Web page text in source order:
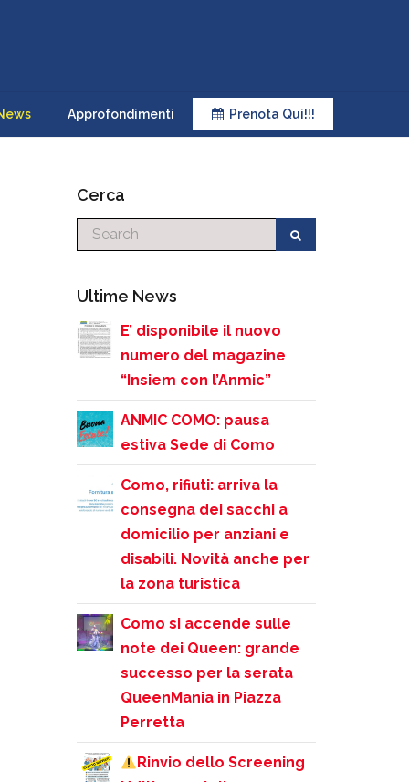
Approfondimenti Prenota Qui!!!
Cerca
Cerca
Ultime News
E’ disponibile il nuovo
numero del magazine
“Insiem con l’Anmic”
ANMIC COMO: pausa
estiva Sede di Como
Como, rifiuti: arriva la
consegna dei sacchi a
domicilio per anziani e
disabili. Novità anche per
la zona turistica
Como si accende sulle
note dei Queen: grande
successo per la serata
QueenMania in Piazza
Perretta
Rinvio dello Screening